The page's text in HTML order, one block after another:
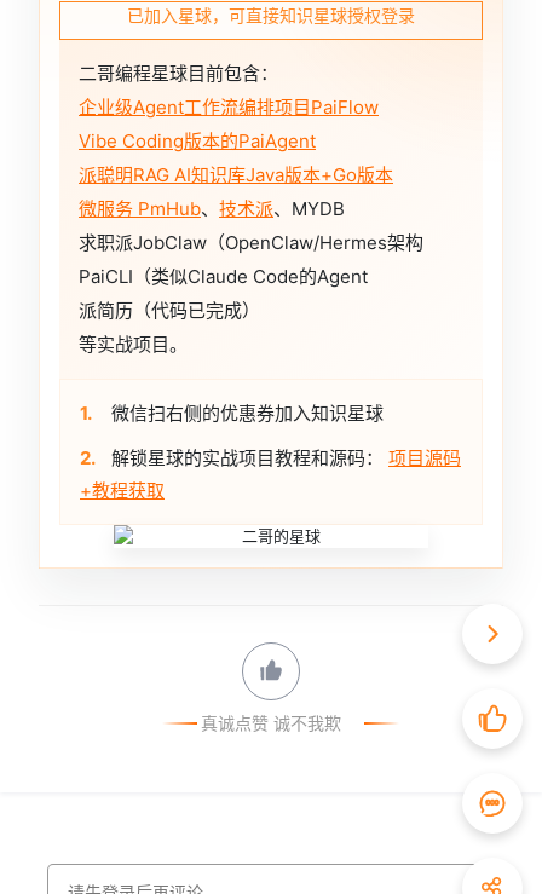
已加入星球，可直接知识星球授权登录
二哥编程星球目前包含：
企业级Agent工作流编排项目PaiFlow
Vibe Coding版本的PaiAgent
派聪明RAG AI知识库Java版本+Go版本
微服务 PmHub、 技术派、MYDB
求职派JobClaw（OpenClaw/Hermes架构
PaiCLI（类似Claude Code的Agent
派简历（代码已完成）
等实战项目。
1.
微信扫右侧的优惠券加入知识星球
2.
解锁星球的实战项目教程和源码： 项目源码
+教程获取
真诚点赞 诚不我欺